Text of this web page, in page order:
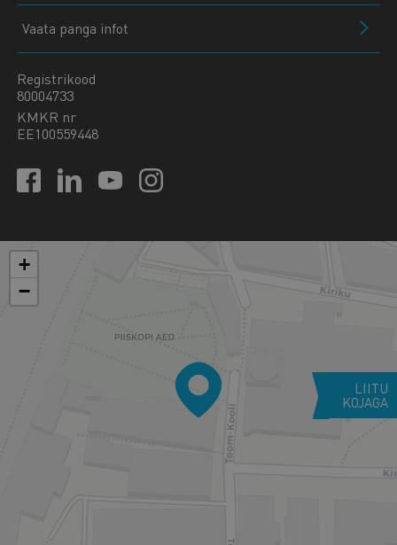
Vaata panga infot
Registrikood
80004733
KMKR nr
EE100559448
+
−
LIITU
KOJAGA